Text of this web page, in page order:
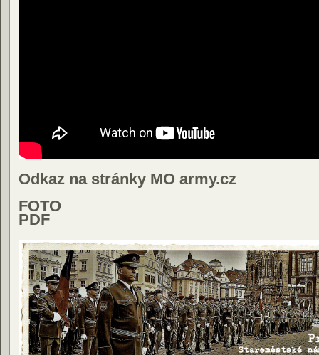
Odkaz na stránky MO army.cz
FOTO
PDF